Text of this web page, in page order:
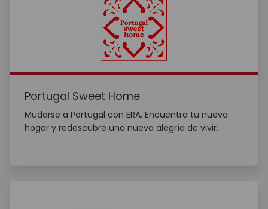
Portugal Sweet Home
Mudarse a Portugal con ERA. Encuentra tu nuevo
hogar y redescubre una nueva alegría de vivir.